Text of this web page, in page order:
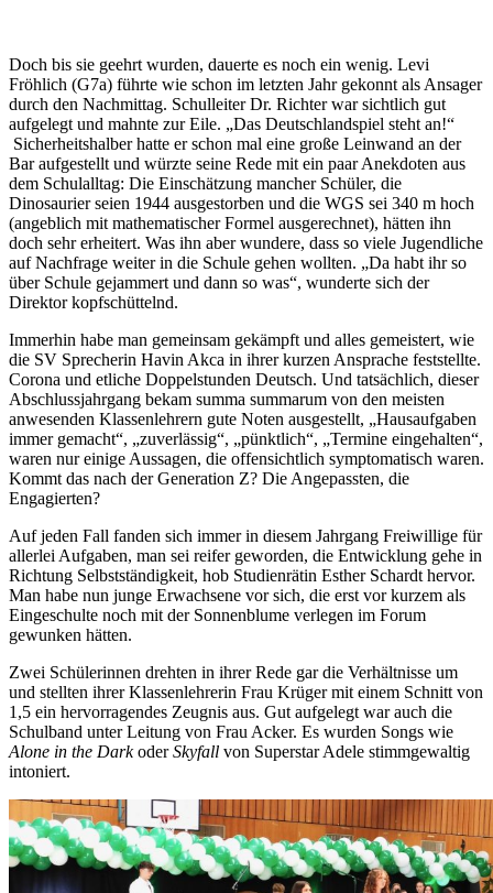
Doch bis sie geehrt wurden, dauerte es noch ein wenig. Levi
Fröhlich (G7a) führte wie schon im letzten Jahr gekonnt als Ansager
durch den Nachmittag. Schulleiter Dr. Richter war sichtlich gut
aufgelegt und mahnte zur Eile. „Das Deutschlandspiel steht an!“
Sicherheitshalber hatte er schon mal eine große Leinwand an der
Bar aufgestellt und würzte seine Rede mit ein paar Anekdoten aus
dem Schulalltag: Die Einschätzung mancher Schüler, die
Dinosaurier seien 1944 ausgestorben und die WGS sei 340 m hoch
(angeblich mit mathematischer Formel ausgerechnet), hätten ihn
doch sehr erheitert. Was ihn aber wundere, dass so viele Jugendliche
auf Nachfrage weiter in die Schule gehen wollten. „Da habt ihr so
über Schule gejammert und dann so was“, wunderte sich der
Direktor kopfschüttelnd.
Immerhin habe man gemeinsam gekämpft und alles gemeistert, wie
die SV Sprecherin Havin Akca in ihrer kurzen Ansprache feststellte.
Corona und etliche Doppelstunden Deutsch. Und tatsächlich, dieser
Abschlussjahrgang bekam summa summarum von den meisten
anwesenden Klassenlehrern gute Noten ausgestellt, „Hausaufgaben
immer gemacht“, „zuverlässig“, „pünktlich“, „Termine eingehalten“,
waren nur einige Aussagen, die offensichtlich symptomatisch waren.
Kommt das nach der Generation Z? Die Angepassten, die
Engagierten?
Auf jeden Fall fanden sich immer in diesem Jahrgang Freiwillige für
allerlei Aufgaben, man sei reifer geworden, die Entwicklung gehe in
Richtung Selbstständigkeit, hob Studienrätin Esther Schardt hervor.
Man habe nun junge Erwachsene vor sich, die erst vor kurzem als
Eingeschulte noch mit der Sonnenblume verlegen im Forum
gewunken hätten.
Zwei Schülerinnen drehten in ihrer Rede gar die Verhältnisse um
und stellten ihrer Klassenlehrerin Frau Krüger mit einem Schnitt von
1,5 ein hervorragendes Zeugnis aus. Gut aufgelegt war auch die
Schulband unter Leitung von Frau Acker. Es wurden Songs wie
Alone in the DarkoderSkyfall von Superstar Adele stimmgewaltig
intoniert.